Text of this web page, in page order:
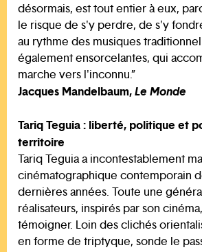
désormais, est tout entier à eux,
le risque de s'y perdre, de s'y
au rythme des musiques
également ensorcelantes, qui
marche vers l'inconnu.”
Jacques Mandelbaum,Le Monde
Tariq Teguia : liberté, politique et
territoire
Tariq Teguia a incontestablement
cinématographique contemporain
dernières années. Toute une
réalisateurs, inspirés par son
témoigner. Loin des clichés
en forme de triptyque, sonde le